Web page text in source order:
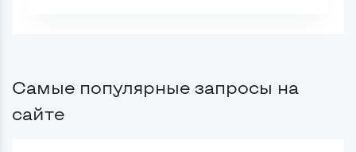
Самые популярные запросы на
сайте